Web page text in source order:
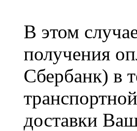
В этом
получения
Сбербанк) в
доставки